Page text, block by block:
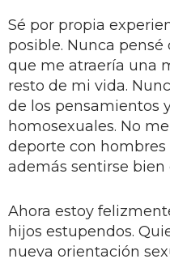
Sé por propia
posible. Nunca
que me atraería una
resto de mi vida.
de los pensamientos
homosexuales. No
deporte con hombres
además sentirse
Ahora estoy
hijos estupendos.
nueva orientación